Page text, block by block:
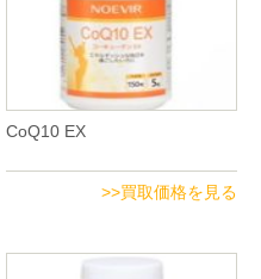
CoQ10 EX
>>買取価格を見る